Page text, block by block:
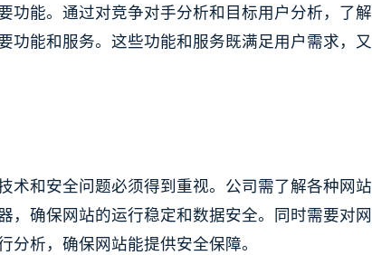
功能。通过对竞争对手分析和目标用户分析，了解
功能和服务。这些功能和服务既满足用户需求，又
术和安全问题必须得到重视。公司需了解各种网站
，确保网站的运行稳定和数据安全。同时需要对网
析，确保网站能提供安全保障。